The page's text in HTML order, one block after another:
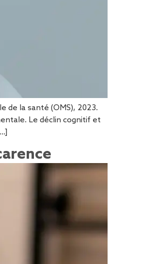
de la santé (OMS), 2023.
Le déclin cognitif et